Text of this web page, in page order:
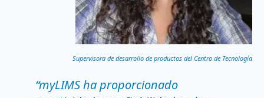
Supervisora de desarrollo de productos del Centro de Tecnología
“myLIMS ha proporcionado